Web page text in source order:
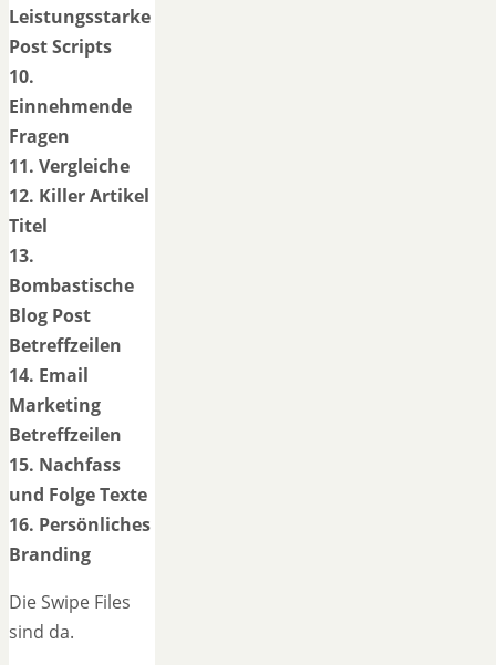
Leistungsstarke
Post Scripts
10.
Einnehmende
Fragen
11. Vergleiche
12. Killer Artikel
Titel
13.
Bombastische
Blog Post
Betreffzeilen
14. Email
Marketing
Betreffzeilen
15. Nachfass
und Folge Texte
16. Persönliches
Branding
Die Swipe Files
sind da.